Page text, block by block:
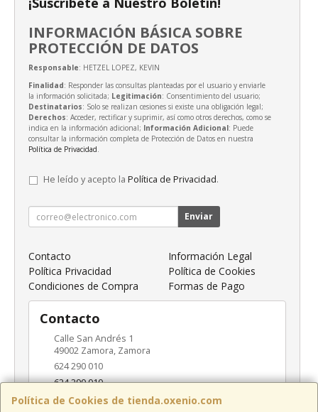
Política de Cookies de tienda.oxenio.com
INFORMACIÓN BÁSICA SOBRE
PROTECCIÓN DE DATOS
Responsable: HETZEL LOPEZ, KEVIN
Finalidad: Responder las consultas planteadas por el usuario y enviarle
la información solicitada; Legitimación: Consentimiento del usuario;
Destinatarios: Solo se realizan cesiones si existe una obligación legal;
Derechos: Acceder, rectificar y suprimir, así como otros derechos, como se
indica en la información adicional; Información Adicional: Puede
consultar la información completa de Protección de Datos en nuestra
Política de Privacidad.
He leído y acepto la Política de Privacidad.
Enviar
Contacto
Información Legal
Política Privacidad
Política de Cookies
Condiciones de Compra
Formas de Pago
Contacto
Calle San Andrés 1
49002 Zamora, Zamora
624 290 010
624 290 010
info@oxenio.com